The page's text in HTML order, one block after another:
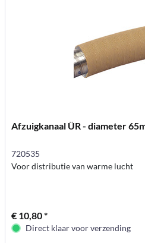
Afzuigkanaal ÜR - diameter
720535
Voor distributie van warme lucht
€ 10,80 *
Direct klaar voor verzending